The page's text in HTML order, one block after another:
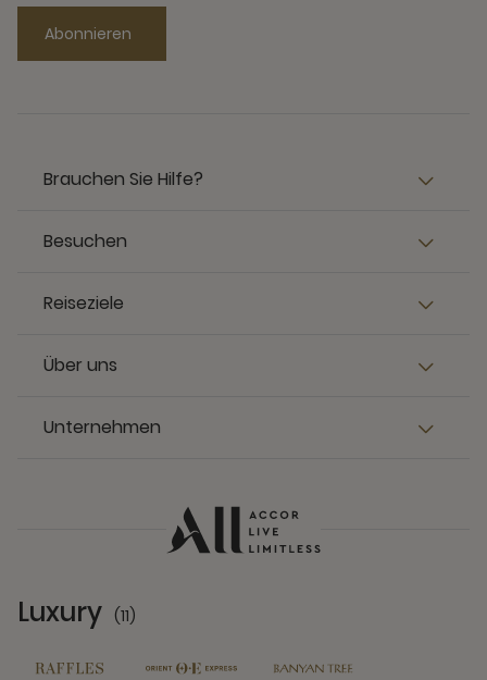
Abonnieren
Brauchen Sie Hilfe?
Besuchen
Reiseziele
Über uns
Unternehmen
Luxury (11)